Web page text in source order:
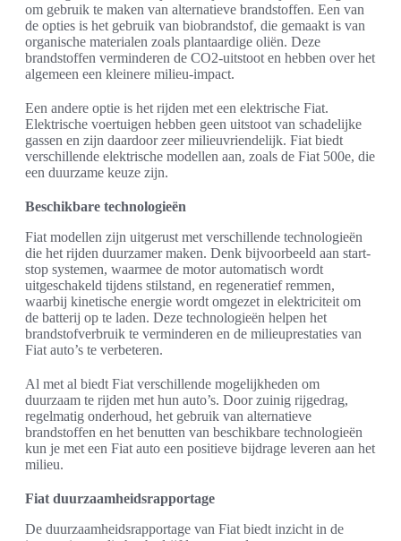
om gebruik te maken van alternatieve brandstoffen. Een van
de opties is het gebruik van biobrandstof, die gemaakt is van
organische materialen zoals plantaardige oliën. Deze
brandstoffen verminderen de CO2-uitstoot en hebben over het
algemeen een kleinere milieu-impact.
Een andere optie is het rijden met een elektrische Fiat.
Elektrische voertuigen hebben geen uitstoot van schadelijke
gassen en zijn daardoor zeer milieuvriendelijk. Fiat biedt
verschillende elektrische modellen aan, zoals de Fiat 500e, die
een duurzame keuze zijn.
Beschikbare technologieën
Fiat modellen zijn uitgerust met verschillende technologieën
die het rijden duurzamer maken. Denk bijvoorbeeld aan start-
stop systemen, waarmee de motor automatisch wordt
uitgeschakeld tijdens stilstand, en regeneratief remmen,
waarbij kinetische energie wordt omgezet in elektriciteit om
de batterij op te laden. Deze technologieën helpen het
brandstofverbruik te verminderen en de milieuprestaties van
Fiat auto’s te verbeteren.
Al met al biedt Fiat verschillende mogelijkheden om
duurzaam te rijden met hun auto’s. Door zuinig rijgedrag,
regelmatig onderhoud, het gebruik van alternatieve
brandstoffen en het benutten van beschikbare technologieën
kun je met een Fiat auto een positieve bijdrage leveren aan het
milieu.
Fiat duurzaamheidsrapportage
De duurzaamheidsrapportage van Fiat biedt inzicht in de